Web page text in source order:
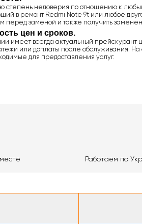
степень недоверия по отношению к
в ремонт Redmi Note 9t или любое
перед заменой и также получить
цен и сроков.
имеет всегда актуальный прейскурант
или доплаты после обслуживания.
для предоставления услуг.
Работаем по